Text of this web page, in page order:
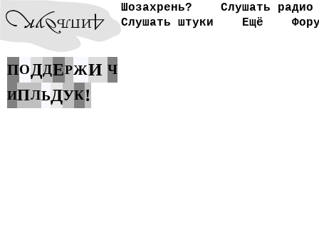
Шозахрень?
Слушать радио
Слушать штуки
Ещё
ПОДДЕРЖИ Ч
ИПЛЬДУК!